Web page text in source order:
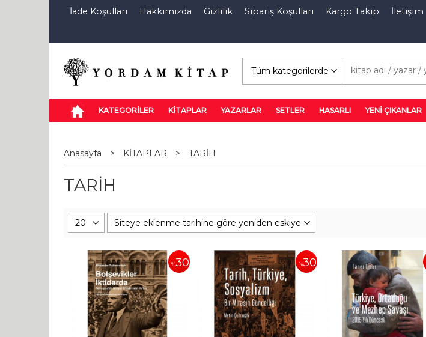
İade Koşulları Hakkımızda Gizlilik Sipariş Koşulları Kargo Takip İletişim
KATEGORİLER KİTAPLAR YAZARLAR SETLER HASARLI YENİ ÇIKANLAR
Anasayfa > KİTAPLAR > TARİH
TARİH
%30 %30